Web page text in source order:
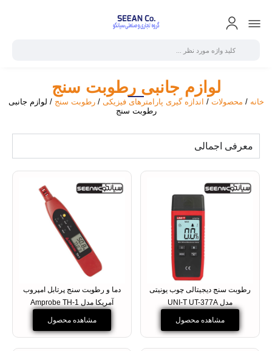
لوازم جانبی رطوبت سنج
خانه / محصولات / اندازه گیری پارامترهای فیزیکی /رطوبت سنج / لوازم جانبی
رطوبت سنج
معرفی اجمالی
رطوبت سنج دیجیتالی چوب یونیتی
مدل UNI-T UT-377A
مشاهده محصول
دما و رطوبت سنج پرتابل امپروب
آمریکا مدل Amprobe TH-1
مشاهده محصول